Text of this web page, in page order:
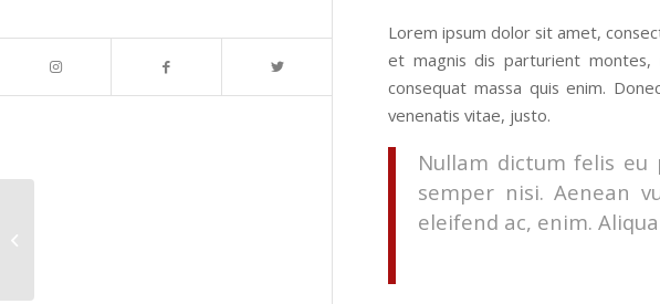
Lorem ipsum dolor sit amet,
et magnis dis parturient montes,
consequat massa quis enim.
venenatis vitae, justo.
Nullam dictum felis eu
semper nisi. Aenean
eleifend ac, enim.